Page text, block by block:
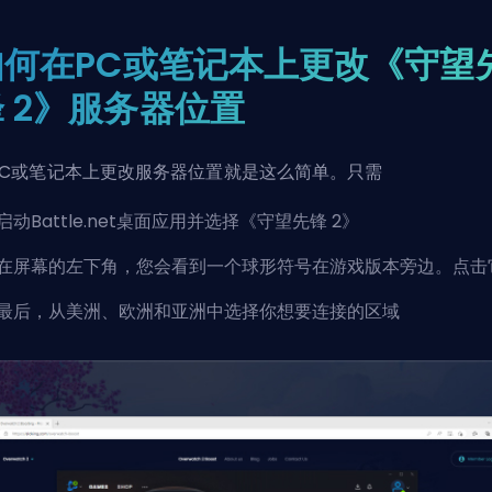
在PC或笔记本上更改《守望
2》服务器位置
或笔记本上更改服务器位置就是这么简单。只需
动Battle.net桌面应用并选择《守望先锋 2》
屏幕的左下角，您会看到一个球形符号在游戏版本旁边。点
后，从美洲、欧洲和亚洲中选择你想要连接的区域